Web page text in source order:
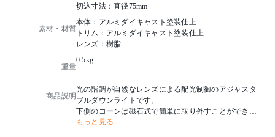
切込寸法：直径75mm
素材・材質
本体：アルミダイキャスト塗装仕上
トリム：アルミダイキャスト塗装仕上
レンズ：樹脂
重量
0.5kg
商品説明
光の階調が自然なレンズによる配光制御のアジャスタ
ブルダウンライトです。
下側のコーンは磁石式で簡単に取り外すことができ、
角度調整が容易な機構となっています。
もっと見る